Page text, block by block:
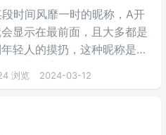
时间风靡一时的昵称，A开
显示在最前面，且大多都是
轻人的摸扔，这种昵称是模
网上冲浪。
浏览 2024-03-12